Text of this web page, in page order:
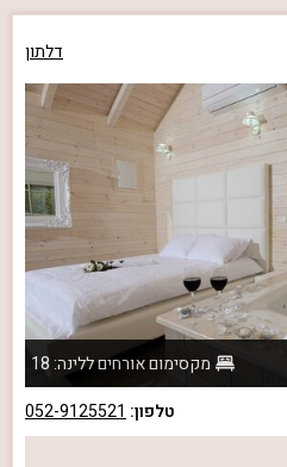
דלתון
מקסימום אורחים ללינה: 18
טלפון: 052-9125521